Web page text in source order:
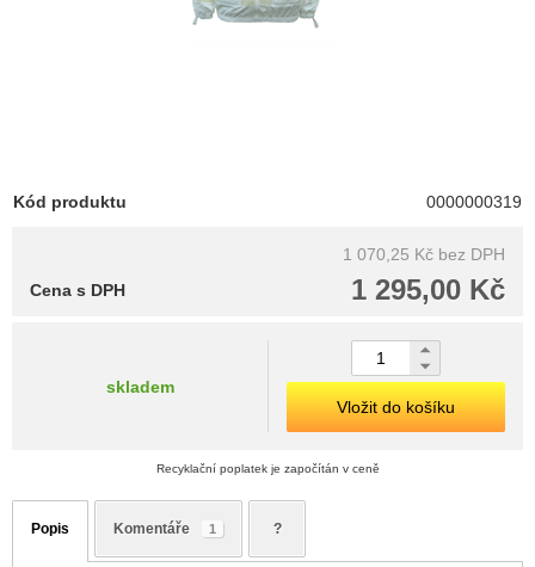
Kód produktu 0000000319
1 070,25 Kč bez DPH
1 295,00 Kč
Cena s DPH
skladem
Vložit do košíku
Recyklační poplatek je započítán v ceně
Popis Komentáře 1 ?